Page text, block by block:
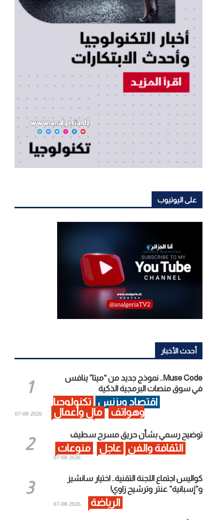
على اليوتيوب
أحدث الأخبار
Muse Code.. نموذج جديد من “ميتا” ينافس
في سوق منصات البرمجية الذكية
اقتصاد وبزنس
تكنولوجيا
وهواتف
مال وأعمال 2026-08-07
توضيح رسمي بشأن حريق مسرح سطيف
الثقافة والفن عاجل منوعات
2026-08-07
كواليس اجتماع اللجنة التقنية.. اختيار سانشيز
و”إسبانية” عنتر وترشيح زاوي!
الرياضة 2026-08-07